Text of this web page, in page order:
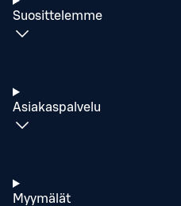
Suosittelemme
Asiakaspalvelu
Myymälät